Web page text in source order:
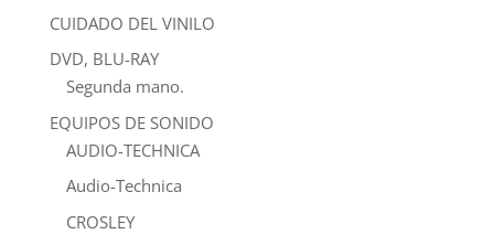
CUIDADO DEL VINILO
DVD, BLU-RAY
Segunda mano.
EQUIPOS DE SONIDO
AUDIO-TECHNICA
Audio-Technica
CROSLEY